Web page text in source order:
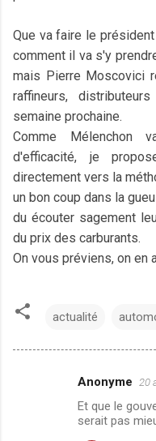
Que va faire le
comment il va s'y
mais Pierre Moscovici
raffineurs,
semaine prochaine.
Comme Mélenchon
d'efficacité, je
directement vers la
un bon coup dans la
du écouter sagement
du prix des carburants.
On vous préviens, on en
actualité
Anonyme 20
Et que le
serait pas